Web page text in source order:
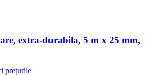
extra-durabila, 5 m x 25 mm,
prețurile